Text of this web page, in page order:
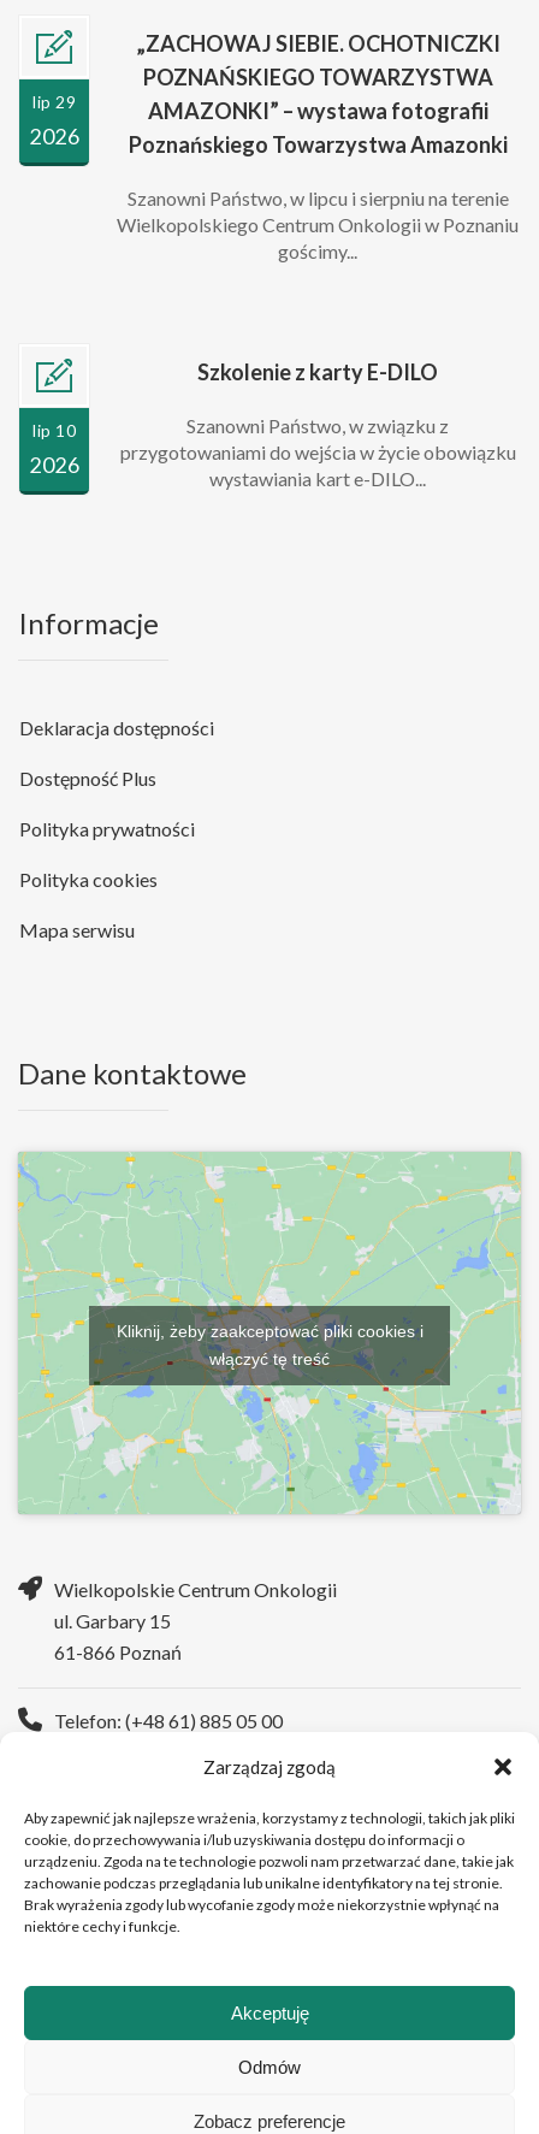
Zarządzaj zgodą
Aby zapewnić jak najlepsze wrażenia, korzystamy z technologii, takich jak pliki
cookie, do przechowywania i/lub uzyskiwania dostępu do informacji o
urządzeniu. Zgoda na te technologie pozwoli nam przetwarzać dane, takie jak
zachowanie podczas przeglądania lub unikalne identyfikatory na tej stronie.
Brak wyrażenia zgody lub wycofanie zgody może niekorzystnie wpłynąć na
niektóre cechy i funkcje.
Akceptuję
Odmów
Zobacz preferencje
lip 29
2026
„ZACHOWAJ SIEBIE. OCHOTNICZKI
POZNAŃSKIEGO TOWARZYSTWA
AMAZONKI” – wystawa fotografii
Poznańskiego Towarzystwa Amazonki
Szanowni Państwo, w lipcu i sierpniu na terenie
Wielkopolskiego Centrum Onkologii w Poznaniu
gościmy...
lip 10
2026
Szkolenie z karty E-DILO
Szanowni Państwo, w związku z
przygotowaniami do wejścia w życie obowiązku
wystawiania kart e-DILO...
Informacje
Deklaracja dostępności
Dostępność Plus
Polityka prywatności
Polityka cookies
Mapa serwisu
Dane kontaktowe
Kliknij, żeby zaakceptować pliki cookies i
włączyć tę treść
Wielkopolskie Centrum Onkologii
ul. Garbary 15
61-866 Poznań
Telefon: (+48 61) 885 05 00
Copyright © 2026 Wielkopolskie Centrum Onkologii